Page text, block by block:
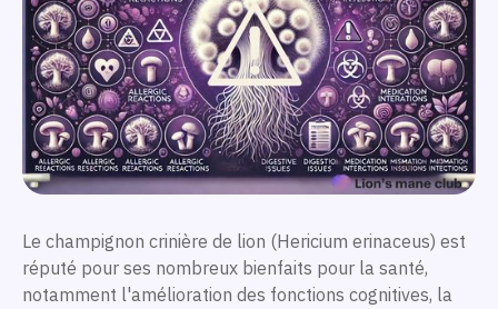
Le champignon crinière de lion (Hericium erinaceus) est
réputé pour ses nombreux bienfaits pour la santé,
notamment l'amélioration des fonctions cognitives, la